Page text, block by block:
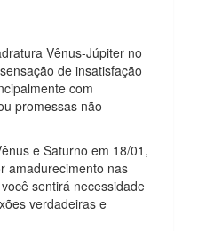
Vênus-Júpiter no
de insatisfação
com
promessas não
e Saturno em 18/01,
amadurecimento nas
sentirá necessidade
verdadeiras e